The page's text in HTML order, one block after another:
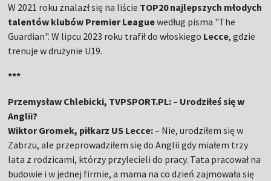
W 2021 roku znalazł się na liście TOP20 najlepszych młodych
talentów klubów Premier Leaguewedług pisma "The
Guardian". W lipcu 2023 roku trafił do włoskiego Lecce, gdzie
trenuje w drużynie U19.
***
Przemysław Chlebicki, TVPSPORT.PL: – Urodziłeś się w
Anglii?
Wiktor Gromek, piłkarz US Lecce:– Nie, urodziłem się w
Zabrzu, ale przeprowadziłem się do Anglii gdy miałem trzy
lata z rodzicami, którzy przylecieli do pracy. Tata pracował na
budowie i w jednej firmie, a mama na co dzień zajmowała się